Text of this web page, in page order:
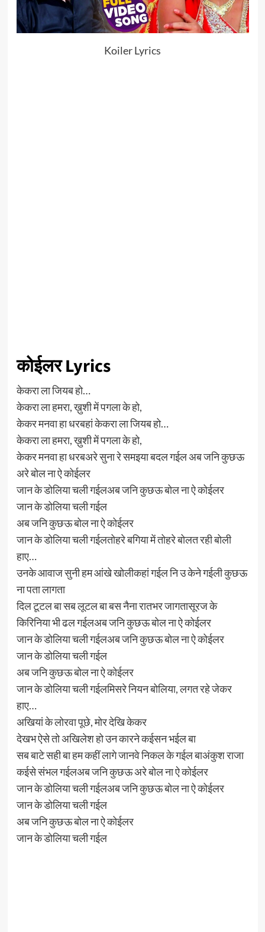
Koiler Lyrics
कोईलर Lyrics
केकरा ला जियब हो…
केकरा ला हमरा, ख़ुशी में पगला के हो,
केकर मनवा हा धरबहां केकरा ला जियब हो…
केकरा ला हमरा, ख़ुशी में पगला के हो,
केकर मनवा हा धरबअरे सुना रे समइया बदल गईल अब जनि कुछऊ
अरे बोल ना ऐ कोईलर
जान के डोलिया चली गईलअब जनि कुछऊ बोल ना ऐ कोईलर
जान के डोलिया चली गईल
अब जनि कुछऊ बोल ना ऐ कोईलर
जान के डोलिया चली गईलतोहरे बगिया में तोहरे बोलत रही बोली
हाए…
उनके आवाज सुनी हम आंखे खोलीकहां गईल नि उ केने गईली कुछऊ
ना पता लागता
दिल टूटल बा सब लूटल बा बस नैना रातभर जागतासूरज के
किरिनिया भी ढल गईलअब जनि कुछऊ बोल ना ऐ कोईलर
जान के डोलिया चली गईलअब जनि कुछऊ बोल ना ऐ कोईलर
जान के डोलिया चली गईल
अब जनि कुछऊ बोल ना ऐ कोईलर
जान के डोलिया चली गईलमिसरे नियन बोलिया, लगत रहे जेकर
हाए…
अखियां के लोरवा पूछे, मोर देखि केकर
देखभ ऐसे तो अखिलेश हो उन कारने कईसन भईल बा
सब बाटे सही बा हम कहीं लागे जानवे निकल के गईल बाअंकुश राजा
कईसे संभल गईलअब जनि कुछऊ अरे बोल ना ऐ कोईलर
जान के डोलिया चली गईलअब जनि कुछऊ बोल ना ऐ कोईलर
जान के डोलिया चली गईल
अब जनि कुछऊ बोल ना ऐ कोईलर
जान के डोलिया चली गईल